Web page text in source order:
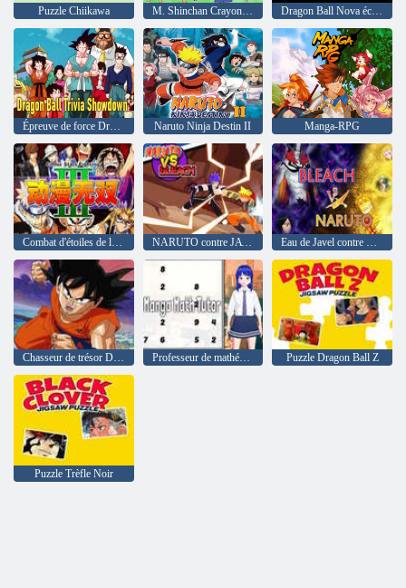
Puzzle Chiikawa M. Shinchan Crayon Résolution
Épreuve de force Dragon Ball Naruto Ninja Destin II Manga-RPG
NARUTO contre JAVEL
Chasseur de trésor Dragon Ball Professeur de mathématiques manga Puzzle Dragon Ball Z
Puzzle Trèfle Noir